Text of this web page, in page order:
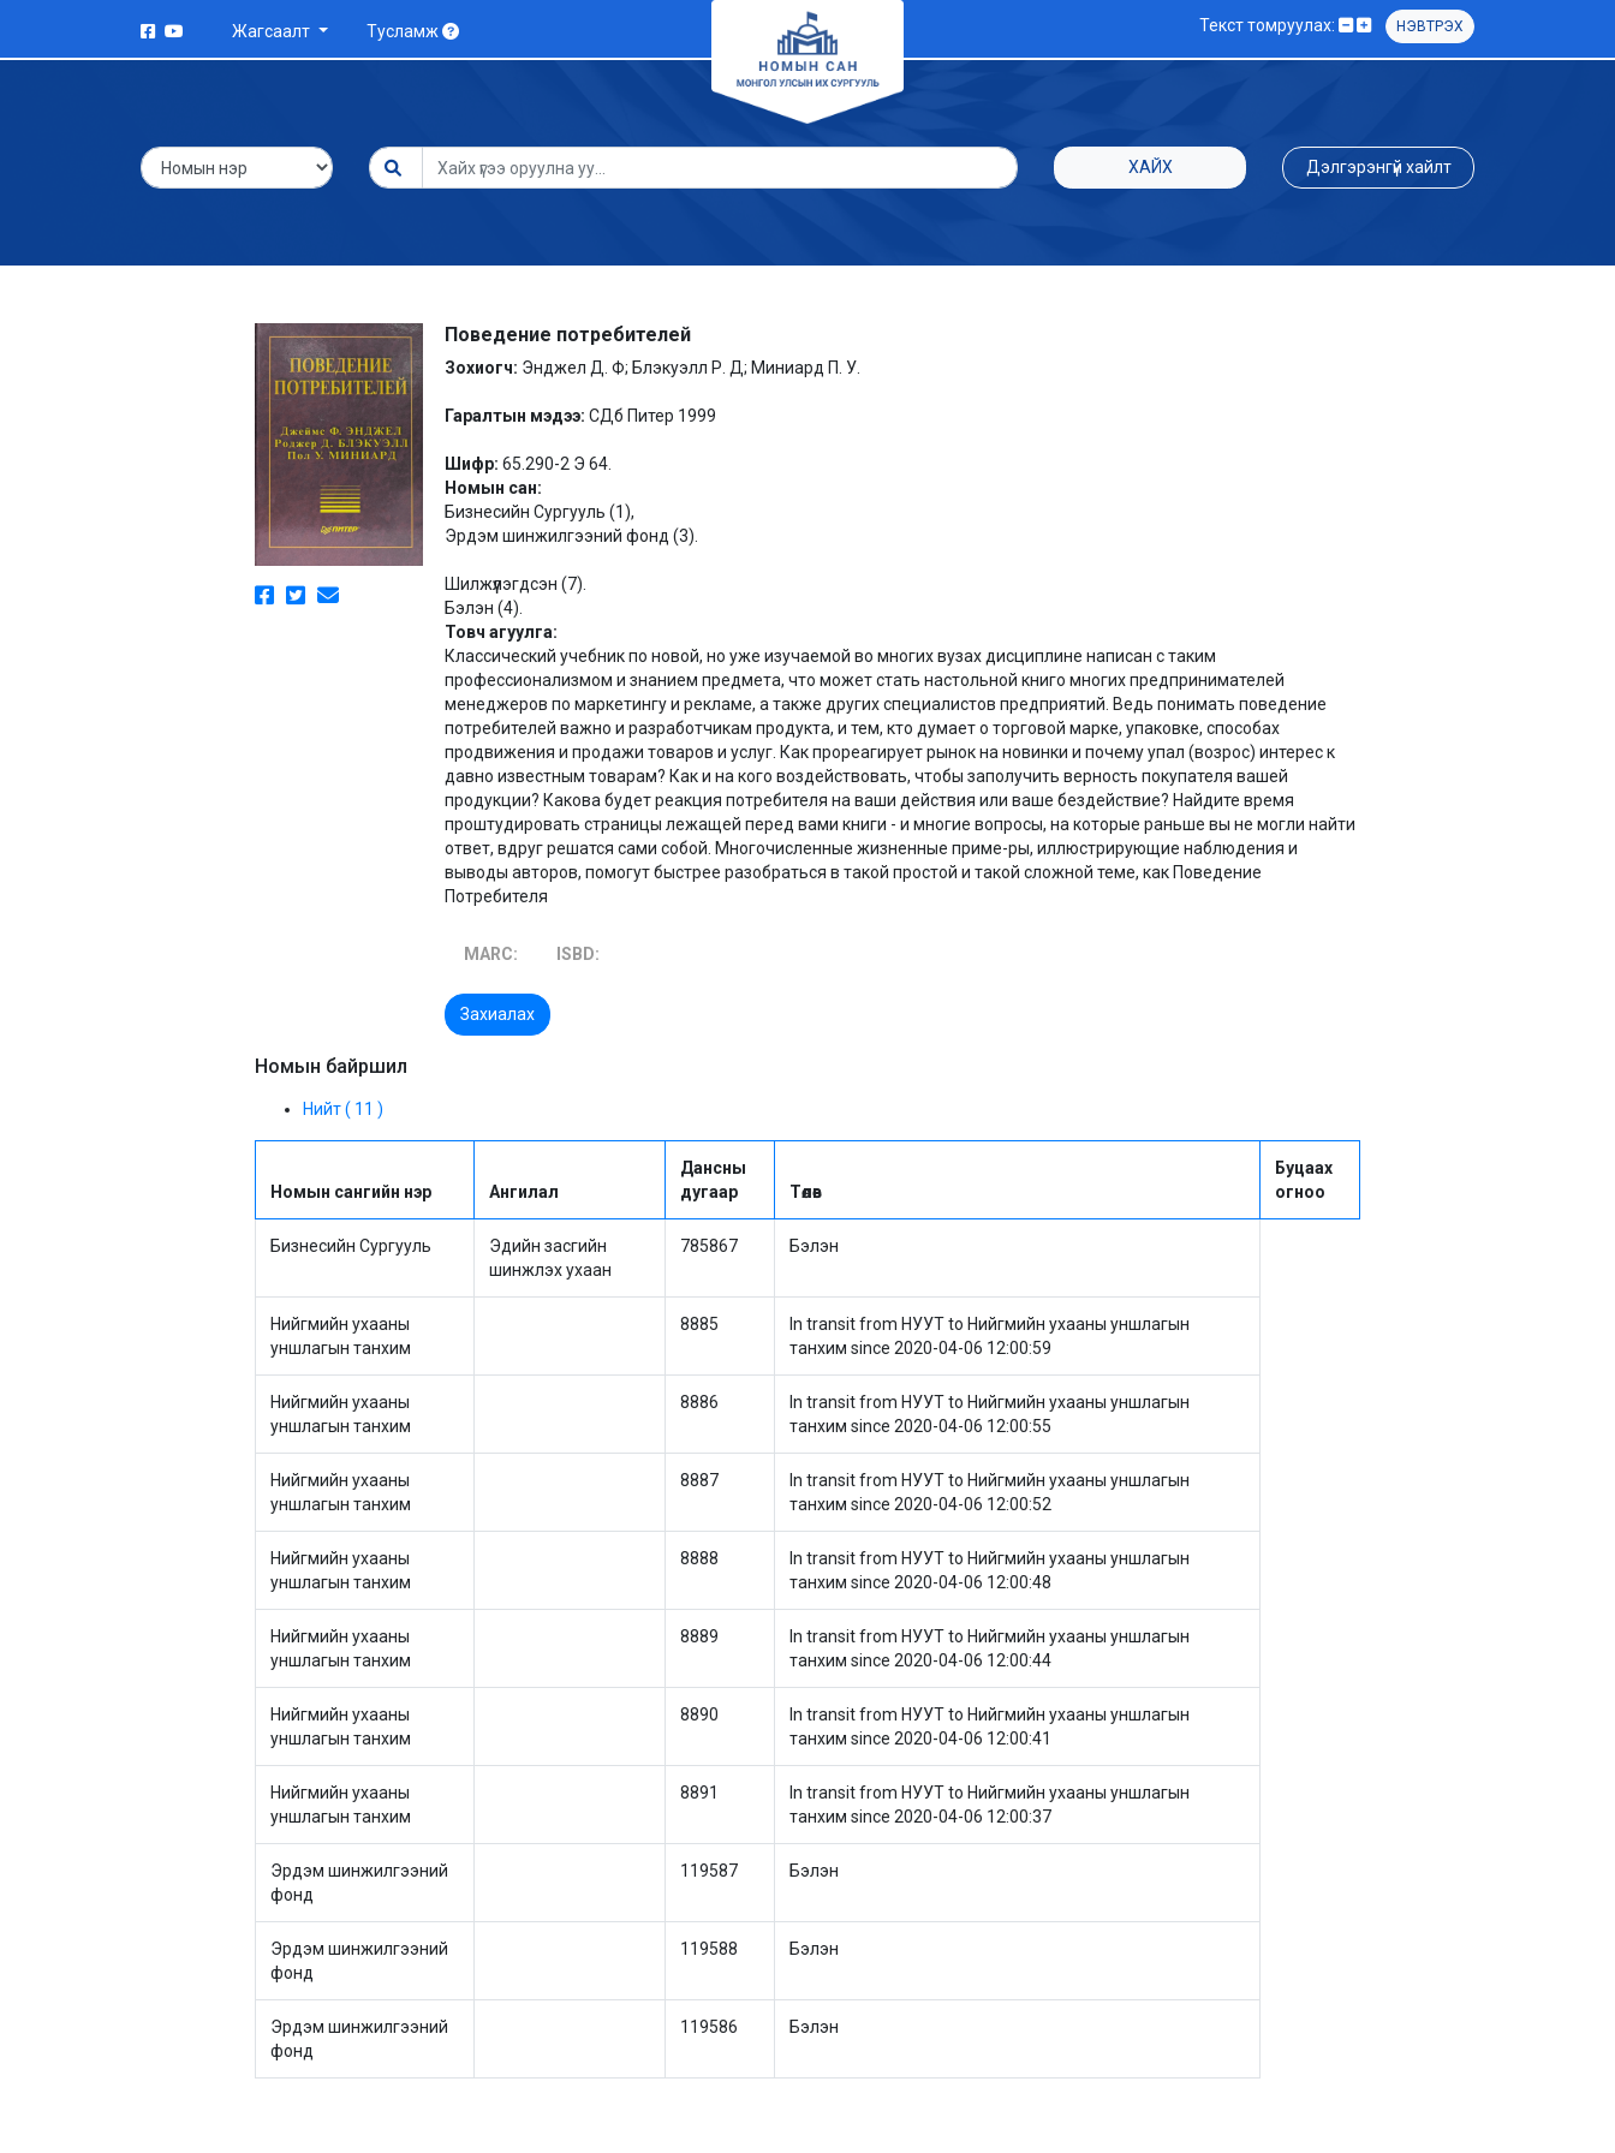
Жагсаалт Тусламж Текст томруулах: НЭВТРЭХ
ХАЙХ Дэлгэрэнгүй хайлт
Поведение потребителей
Зохиогч: Энджел Д. Ф; Блэкуэлл Р. Д; Миниард П. У.
Гаралтын мэдээ:СДб Питер 1999
Шифр:65.290-2 Э 64.
Номын сан:
Бизнесийн Сургууль (1),
Эрдэм шинжилгээний фонд (3).
Шилжүүлэгдсэн (7).
Бэлэн (4).
Товч агуулга:
Классический учебник по новой, но уже изучаемой во многих вузах дисциплине написан с таким
профессионализмом и знанием предмета, что может стать настольной книго многих предпринимателей
менеджеров по маркетингу и рекламе, а также других специалистов предприятий. Ведь понимать поведение
потребителей важно и разработчикам продукта, и тем, кто думает о торговой марке, упаковке, способах
продвижения и продажи товаров и услуг. Как прореагирует рынок на новинки и почему упал (возрос) интерес к
давно известным товарам? Как и на кого воздействовать, чтобы заполучить верность покупателя вашей
продукции? Какова будет реакция потребителя на ваши действия или ваше бездействие? Найдите время
проштудировать страницы лежащей перед вами книги - и многие вопросы, на которые раньше вы не могли найти
ответ, вдруг решатся сами собой. Многочисленные жизненные приме-ры, иллюстрирующие наблюдения и
выводы авторов, помогут быстрее разобраться в такой простой и такой сложной теме, как Поведение
Потребителя
MARC: ISBD:
Захиалах
Номын байршил
Нийт ( 11 )
Номын сангийн нэр Ангилал
Дансны
дугаар
Төлөв
Буцаах
огноо
Бизнесийн Сургууль
Эдийн засгийн
шинжлэх ухаан
785867 Бэлэн
Нийгмийн ухааны
уншлагын танхим
8885
In transit from НУУТ to Нийгмийн ухааны уншлагын
танхим since 2020-04-06 12:00:59
Нийгмийн ухааны
уншлагын танхим
8886
In transit from НУУТ to Нийгмийн ухааны уншлагын
танхим since 2020-04-06 12:00:55
Нийгмийн ухааны
уншлагын танхим
8887
In transit from НУУТ to Нийгмийн ухааны уншлагын
танхим since 2020-04-06 12:00:52
Нийгмийн ухааны
уншлагын танхим
8888
In transit from НУУТ to Нийгмийн ухааны уншлагын
танхим since 2020-04-06 12:00:48
Нийгмийн ухааны
уншлагын танхим
8889
In transit from НУУТ to Нийгмийн ухааны уншлагын
танхим since 2020-04-06 12:00:44
Нийгмийн ухааны
уншлагын танхим
8890
In transit from НУУТ to Нийгмийн ухааны уншлагын
танхим since 2020-04-06 12:00:41
Нийгмийн ухааны
уншлагын танхим
8891
In transit from НУУТ to Нийгмийн ухааны уншлагын
танхим since 2020-04-06 12:00:37
Эрдэм шинжилгээний
фонд
119587 Бэлэн
Эрдэм шинжилгээний
фонд
119588 Бэлэн
Эрдэм шинжилгээний
фонд
119586 Бэлэн